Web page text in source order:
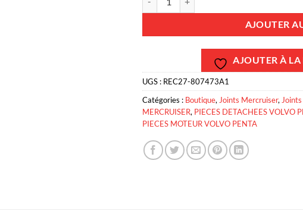
AJOUTER
AJOUTER À LA
UGS : REC27-807473A1
Catégories : Boutique, Joints Mercruiser,
MERCRUISER, PIECES DETACHEES VOLVO
PIECES MOTEUR VOLVO PENTA